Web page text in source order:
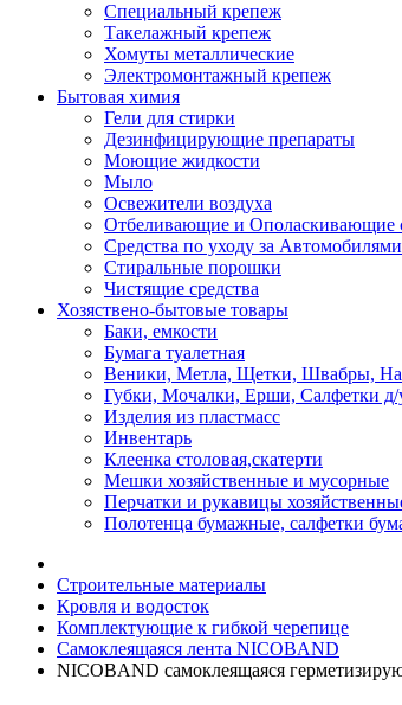
Специальный крепеж
Такелажный крепеж
Хомуты металлические
Электромонтажный крепеж
Бытовая химия
Гели для стирки
Дезинфицирующие препараты
Моющие жидкости
Мыло
Освежители воздуха
Отбеливающие и Ополаскивающие
Средства по уходу за Автомобилями
Стиральные порошки
Чистящие средства
Хозяствено-бытовые товары
Баки, емкости
Бумага туалетная
Веники, Метла, Щетки, Швабры,
Губки, Мочалки, Ерши, Салфетки д/
Изделия из пластмасс
Инвентарь
Клеенка столовая,скатерти
Мешки хозяйственные и мусорные
Перчатки и рукавицы
Полотенца бумажные, салфетки
Строительные материалы
Кровля и водосток
Комплектующие к гибкой черепице
Самоклеящаяся лента NICOBAND
NICOBAND самоклеящаяся